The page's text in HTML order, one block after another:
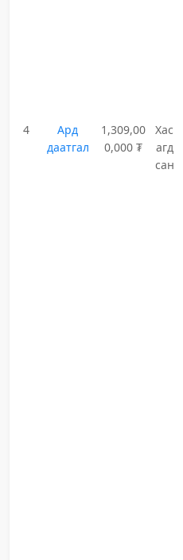
4
Ард
даатгал
1,309,00
0,000 ₮
Хас
агд
сан